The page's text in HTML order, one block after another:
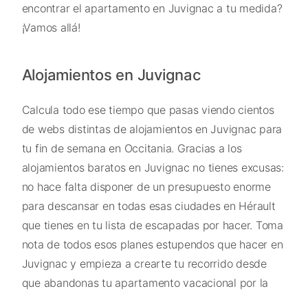
encontrar el apartamento en Juvignac a tu medida?
¡Vamos allá!
Alojamientos en Juvignac
Calcula todo ese tiempo que pasas viendo cientos
de webs distintas de alojamientos en Juvignac para
tu fin de semana en Occitania. Gracias a los
alojamientos baratos en Juvignac no tienes excusas:
no hace falta disponer de un presupuesto enorme
para descansar en todas esas ciudades en Hérault
que tienes en tu lista de escapadas por hacer. Toma
nota de todos esos planes estupendos que hacer en
Juvignac y empieza a crearte tu recorrido desde
que abandonas tu apartamento vacacional por la